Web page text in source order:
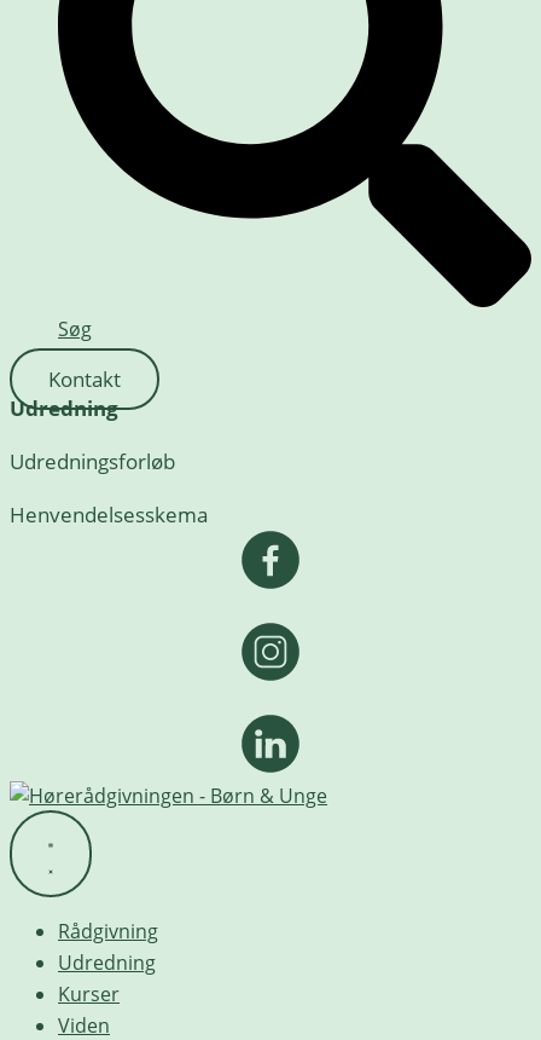
Søg
Kontakt
Udredning
Udredningsforløb
Henvendelsesskema
Rådgivning
Udredning
Kurser
Viden